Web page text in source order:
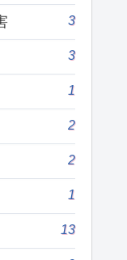
3
3
1
2
2
1
13